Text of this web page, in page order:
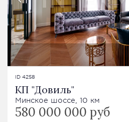
ID 4258
КП "Довиль"
Минское шоссе, 10 км
580 000 000 руб